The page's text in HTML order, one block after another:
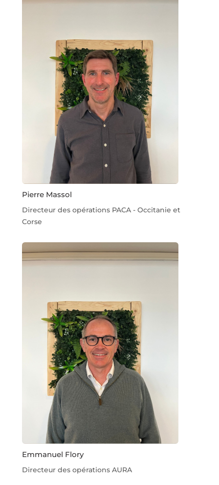
Pierre Massol
Directeur des opérations PACA - Occitanie et
Corse
Emmanuel Flory
Directeur des opérations AURA